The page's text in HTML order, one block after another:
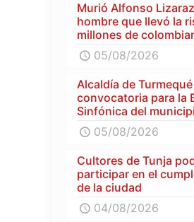
Murió Alfonso
hombre que llevó la
millones de
05/08/2026
Alcaldía de
convocatoria para la
Sinfónica del
05/08/2026
Cultores de Tunja
participar en el
de la ciudad
04/08/2026